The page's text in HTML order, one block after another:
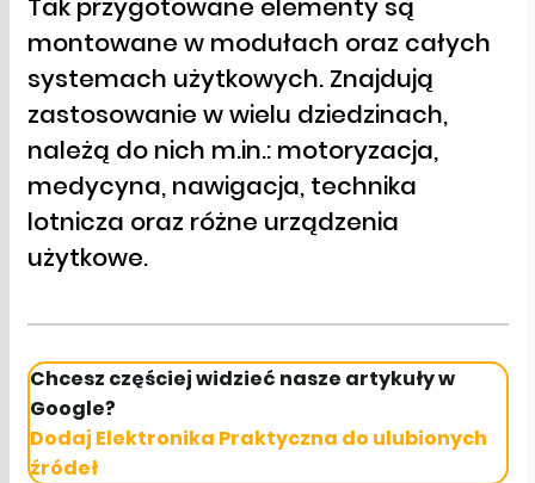
montowane w modułach oraz całych
systemach użytkowych. Znajdują
zastosowanie w wielu dziedzinach,
należą do nich m.in.: motoryzacja,
medycyna, nawigacja, technika
lotnicza oraz różne urządzenia
użytkowe.
Chcesz częściej widzieć nasze artykuły w
Google?
Dodaj Elektronika Praktyczna do ulubionych
źródeł